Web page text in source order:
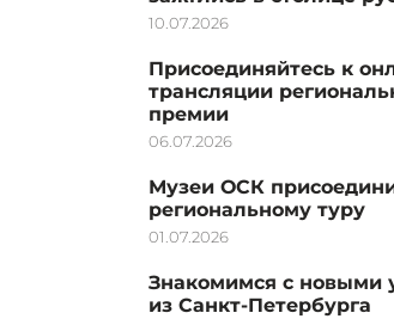
10.07.2026
Присоединяйтесь к
трансляции
премии
06.07.2026
Музеи ОСК
региональному туру
01.07.2026
Знакомимся с новыми
из Санкт-Петербурга